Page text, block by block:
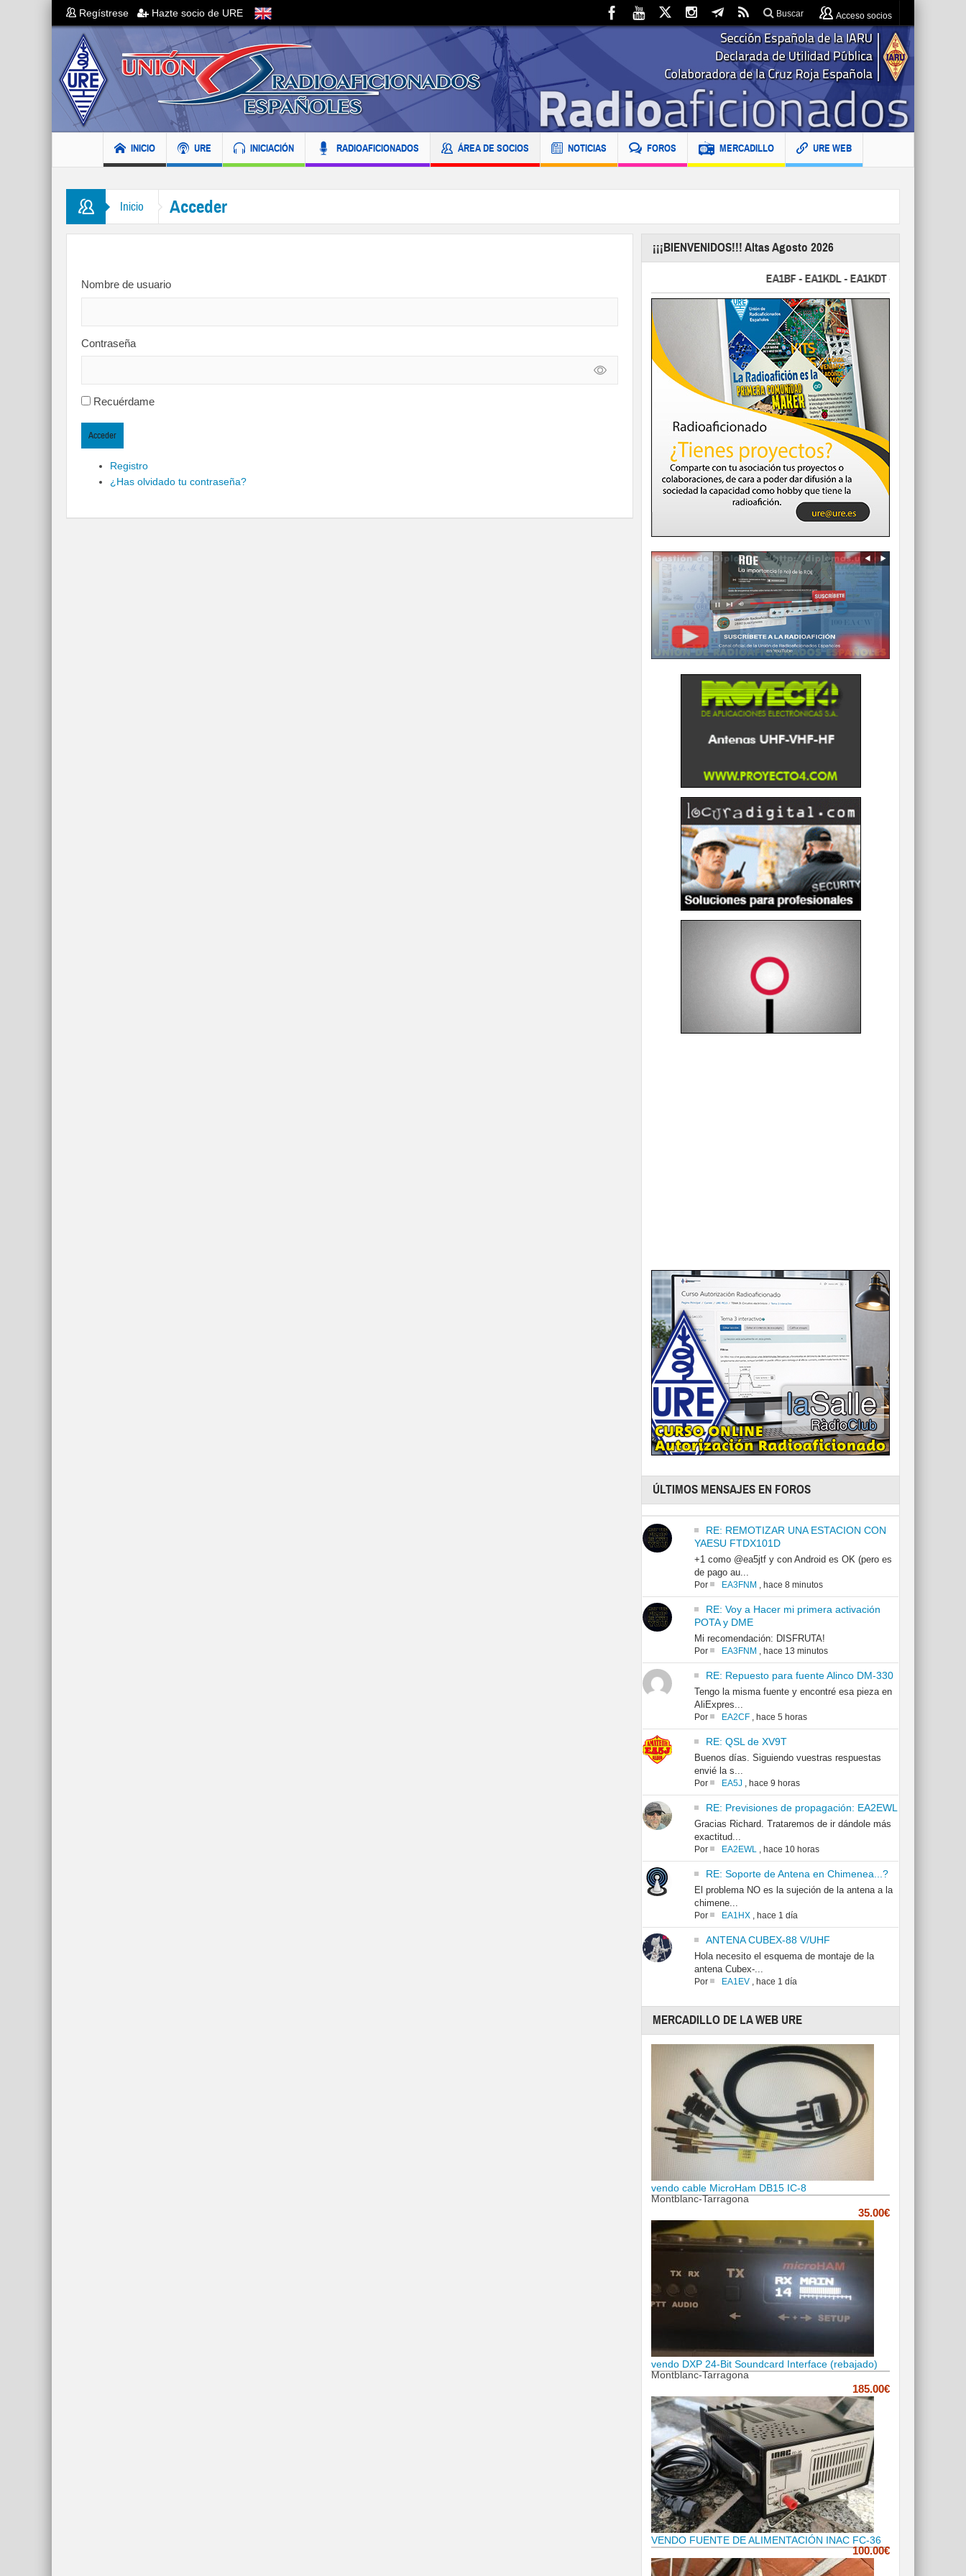
Regístrese Hazte socio de URE Buscar Acceso socios
INICIO URE INICIACIÓN RADIOAFICIONADOS ÁREA DE SOCIOS NOTICIAS FOROS MERCADILLO URE WEB
Inicio Acceder
Nombre de usuario
Contraseña
Recuérdame
Acceder
Registro
¿Has olvidado tu contraseña?
¡¡¡BIENVENIDOS!!! Altas Agosto 2026
EA1BF - EA1KDL - EA1KDT - EA2FBJ - EA2FJU -
ÚLTIMOS MENSAJES EN FOROS
RE: REMOTIZAR UNA ESTACION CON
YAESU FTDX101D
+1 como @ea5jtf y con Android es OK (pero es
de pago au...
Por EA3FNM , hace 8 minutos
RE: Voy a Hacer mi primera activación
POTA y DME
Mi recomendación: DISFRUTA!
Por EA3FNM , hace 13 minutos
RE: Repuesto para fuente Alinco DM-330
Tengo la misma fuente y encontré esa pieza en
AliExpres...
Por EA2CF, hace 5 horas
RE: QSL de XV9T
Buenos días. Siguiendo vuestras respuestas
envié la s...
Por EA5J, hace 9 horas
RE: Previsiones de propagación: EA2EWL
Gracias Richard. Trataremos de ir dándole más
exactitud...
Por EA2EWL, hace 10 horas
RE: Soporte de Antena en Chimenea...?
El problema NO es la sujeción de la antena a la
chimene...
Por EA1HX, hace 1 día
ANTENA CUBEX-88 V/UHF
Hola necesito el esquema de montaje de la
antena Cubex-...
Por EA1EV, hace 1 día
MERCADILLO DE LA WEB URE
vendo cable MicroHam DB15 IC-8
Montblanc-Tarragona
35.00€
vendo DXP 24-Bit Soundcard Interface (rebajado)
Montblanc-Tarragona
185.00€
VENDO FUENTE DE ALIMENTACIÓN INAC FC-36
100.00€